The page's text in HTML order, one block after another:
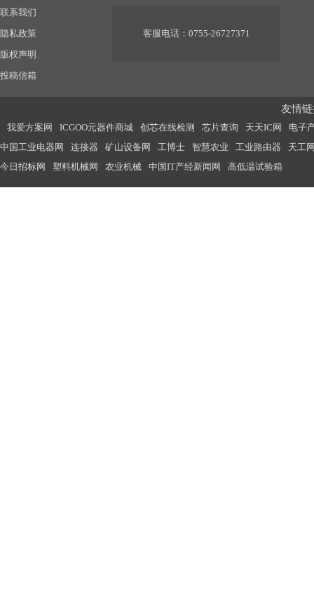
联系我们
隐私政策
版权声明
投稿信箱
客服电话：0755-26727371
友情
我爱方案网 ICGOO元器件商城 创芯在线检测 芯片查询 天天IC网
电子
中国工业电器网
连接器 矿山设备网 工博士 智慧农业 工业路由器
天工
今日招标网
塑料机械网 农业机械 中国IT产经新闻网 高低温试验箱